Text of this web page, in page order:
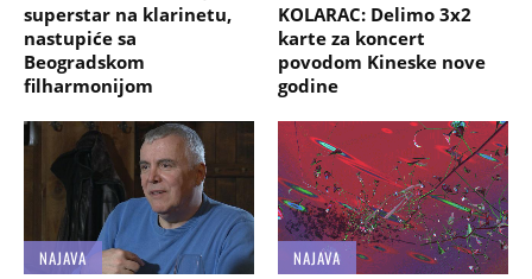
superstar na klarinetu,
nastupiće sa
Beogradskom
filharmonijom
KOLARAC: Delimo 3x2
karte za koncert
povodom Kineske nove
godine
NAJAVA
NAJAVA